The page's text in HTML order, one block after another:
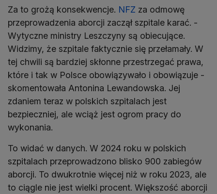
Za to grożą konsekwencje. NFZ za odmowę
przeprowadzenia aborcji zaczął szpitale karać. -
Wytyczne ministry Leszczyny są obiecujące.
Widzimy, że szpitale faktycznie się przełamały. W
tej chwili są bardziej skłonne przestrzegać prawa,
które i tak w Polsce obowiązywało i obowiązuje -
skomentowała Antonina Lewandowska. Jej
zdaniem teraz w polskich szpitalach jest
bezpieczniej, ale wciąż jest ogrom pracy do
wykonania.
To widać w danych. W 2024 roku w polskich
szpitalach przeprowadzono blisko 900 zabiegów
aborcji. To dwukrotnie więcej niż w roku 2023, ale
to ciągle nie jest wielki procent. Większość aborcji